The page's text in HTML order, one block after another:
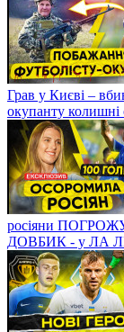
Грав у Києві –
окупанту
росіяни
ДОВБИК - у ЛА